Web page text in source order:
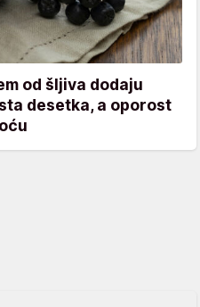
od šljiva dodaju
desetka, a oporost